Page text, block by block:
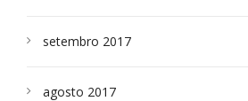
setembro 2017
agosto 2017